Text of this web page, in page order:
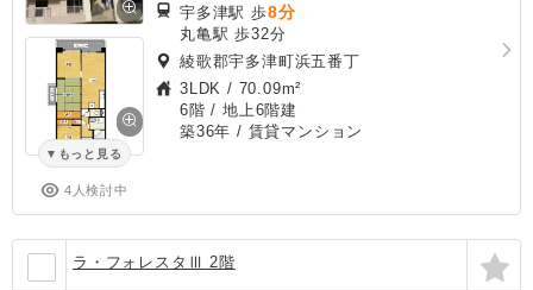
もっと見る
4人検討中
宇多津駅 歩8分
丸亀駅 歩32分
綾歌郡宇多津町浜五番丁
3LDK / 70.09m²
6階 / 地上6階建
築36年 / 賃貸マンション
ラ・フォレスタⅢ 2階